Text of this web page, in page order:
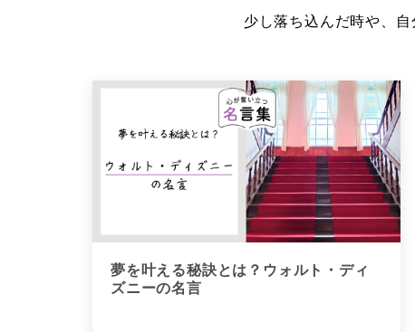
少し落ち込んだ時や、
夢を叶える秘訣とは？ウォルト・ディ
ズニーの名言